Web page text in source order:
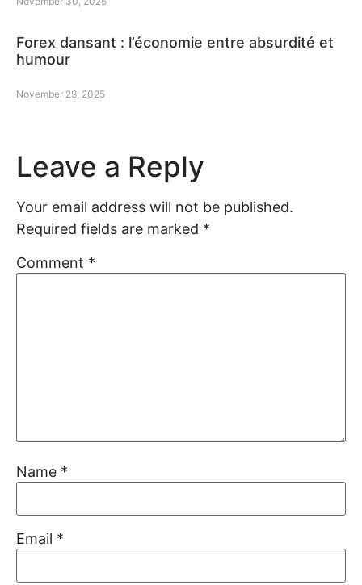
Forex dansant : l’économie entre absurdité et
humour
November 29, 2025
Leave a Reply
Your email address will not be published.
Required fields are marked *
Comment *
Name *
Email *